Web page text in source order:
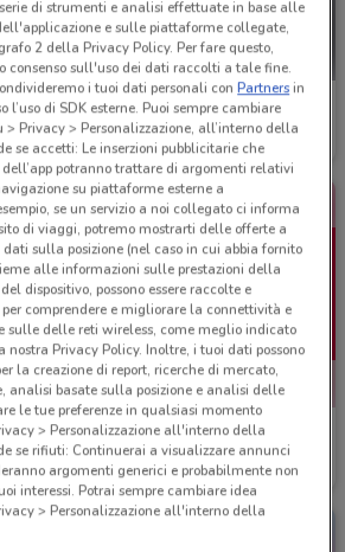
3.6 km
Barazza
Scade il 31/12
11.6 km
Thun
Scade il 18/08 11.7 km
di strumenti e analisi effettuate in base alle
e sulle piattaforme collegate,
2 della Privacy Policy. Per fare questo,
consenso sull'uso dei dati raccolti a tale fine.
i tuoi dati personali conPartnersin
di SDK esterne. Puoi sempre cambiare
Privacy > Personalizzazione, all’interno della
se accetti: Le inserzioni pubblicitarie che
potranno trattare di argomenti relativi
su piattaforme esterne a
se un servizio a noi collegato ci informa
di viaggi, potremo mostrarti delle offerte a
sulla posizione (nel caso in cui abbia fornito
alle informazioni sulle prestazioni della
dispositivo, possono essere raccolte e
comprendere e migliorare la connettività e
sulle delle reti wireless, come meglio indicato
Privacy Policy. Inoltre, i tuoi dati possono
la creazione di report, ricerche di mercato,
analisi basate sulla posizione e analisi delle
le tue preferenze in qualsiasi momento
> Personalizzazione all'interno della
se rifiuti: Continuerai a visualizzare annunci
argomenti generici e probabilmente non
interessi. Potrai sempre cambiare idea
> Personalizzazione all'interno della